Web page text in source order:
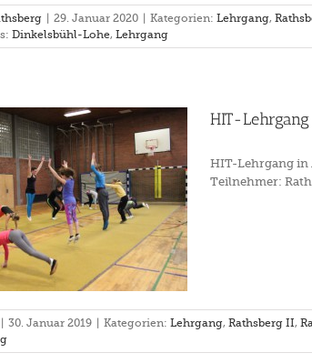
29. Januar 2020 Kategorien: Lehrgang,
Dinkelsbühl-Lohe, Lehrgang
HIT-
HIT-Lehrgang in
Teilnehmer:
30. Januar 2019 Kategorien: Lehrgang, Rathsberg II,